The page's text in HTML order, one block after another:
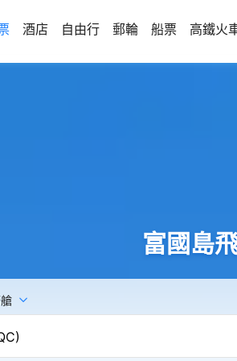
酒店 自由行 郵輪 船票 高鐵火
富國島